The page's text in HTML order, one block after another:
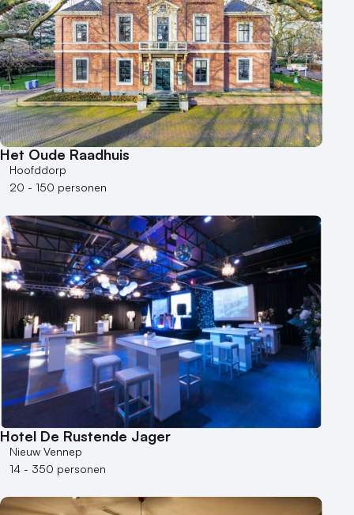
Het Oude Raadhuis
Hoofddorp
20 - 150 personen
Hotel De Rustende Jager
Nieuw Vennep
14 - 350 personen